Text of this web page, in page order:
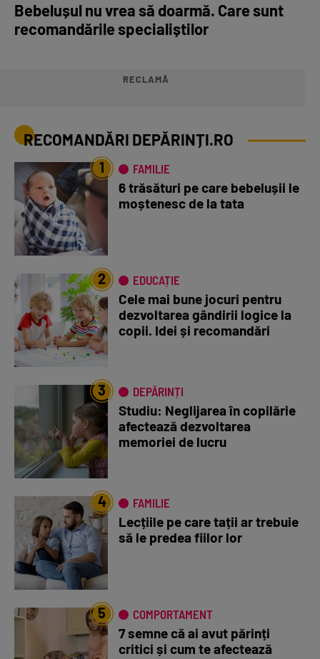
Bebelușul nu vrea să doarmă. Care sunt
recomandările specialiștilor
RECLAMĂ
RECOMANDĂRI DEPĂRINȚI.RO
1 FAMILIE
6 trăsături pe care bebelușii le
moștenesc de la tata
2 EDUCAȚIE
Cele mai bune jocuri pentru
dezvoltarea gândirii logice la
copii. Idei și recomandări
3 DEPĂRINȚI
Studiu: Neglijarea în copilărie
afectează dezvoltarea
memoriei de lucru
4 FAMILIE
Lecțiile pe care tații ar trebuie
să le predea fiilor lor
5 COMPORTAMENT
7 semne că ai avut părinți
critici și cum te afectează